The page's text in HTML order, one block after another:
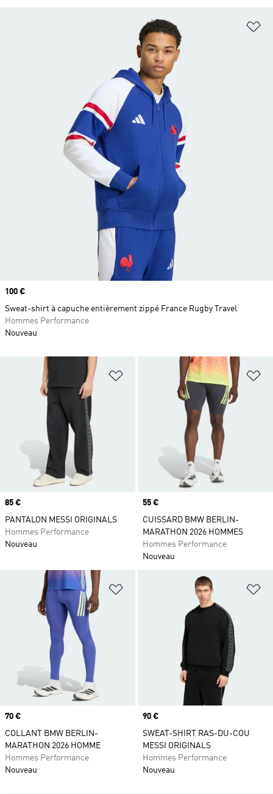
Ajouter à la Liste de produits
Prix
85 €
PANTALON MESSI ORIGINALS
Hommes Performance
Nouveau
Prix
55 €
CUISSARD BMW BERLIN-
MARATHON 2026 HOMMES
Hommes Performance
Nouveau
Ajouter à la Liste de produits
Prix
70 €
COLLANT BMW BERLIN-
MARATHON 2026 HOMME
Hommes Performance
Nouveau
Prix
90 €
SWEAT-SHIRT RAS-DU-COU
MESSI ORIGINALS
Hommes Performance
Nouveau
Prix
100 €
Sweat-shirt à capuche entièrement zippé France Rugby Travel
Hommes Performance
Nouveau